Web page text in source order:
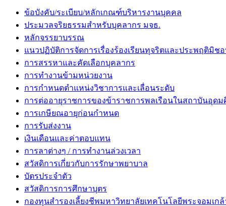
ข้อบังคับ/ระเบียบ/หลักเกณฑ์บริหารงานบุคคล
ประมวลจริยธรรมสำหรับบุคลากร มจธ.
หลักจรรยาบรรณ
แนวปฏิบัติการจัดการเรื่องร้องเรียนทุจริตและประพฤติมิช
การสรรหาและคัดเลือกบุคลากร
การทำงานข้ามหน่วยงาน
การกำหนดตำแหน่งวิชาการและเลื่อนระดับ
การต่ออายุราชการของข้าราชการพลเรือนในสถาบันอุดม
การเกษียณอายุก่อนกำหนด
การรับส่งงาน
เงินเดือนและค่าตอบแทน
การลาต่างๆ / การทำงานล่วงเวลา
สวัสดิการเกี่ยวกับการรักษาพยาบาล
บัตรประจำตัว
สวัสดิการการศึกษาบุตร
กองทุนสำรองเลี้ยงชีพมหาวิทยาลัยเทคโนโลยีพระจอมเก